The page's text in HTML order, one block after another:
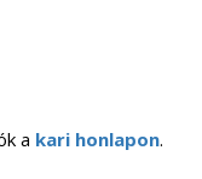
a kari honlapon.